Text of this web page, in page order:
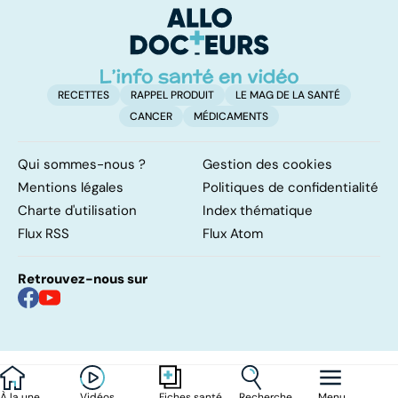
RECETTES RAPPEL PRODUIT
LE MAG DE LA SANTÉ
CANCER
MÉDICAMENTS
Qui sommes-nous ?
Gestion des cookies
Mentions légales
Politiques de confidentialité
Charte d'utilisation
Index thématique
Flux RSS
Flux Atom
Retrouvez-nous sur